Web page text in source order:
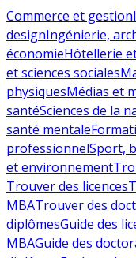
Commerce et gestion
designIngénierie,
économieHôtellerie
et sciences sociales
physiquesMédias et
santéSciences de la
santé mentale
professionnelSport,
et environnement
Trouver des licences
MBATrouver des
diplômesGuide des
MBAGuide des